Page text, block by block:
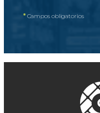
*Campos obligatorios